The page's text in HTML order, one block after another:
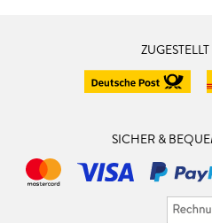
SICHER &